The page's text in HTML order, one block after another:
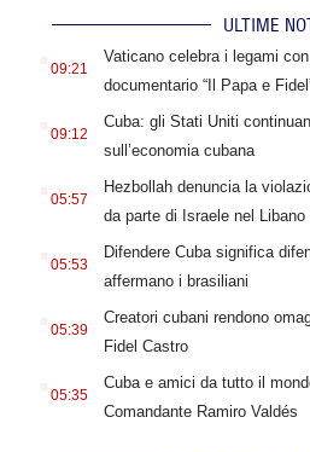
ULTIME
09:21
Vaticano celebra i legami
documentario “Il Papa e
09:12
Cuba: gli Stati Uniti
sull’economia cubana
05:57
Hezbollah denuncia la
da parte di Israele nel Libano
05:53
Difendere Cuba significa
affermano i brasiliani
05:39
Creatori cubani rendono
Fidel Castro
05:35
Cuba e amici da tutto il
Comandante Ramiro Valdés